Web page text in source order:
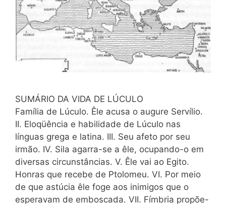
SUMÁRIO DA VIDA DE LÚCULO
Família de Lúculo. Êle acusa o augure Servílio.
II. Eloqüência e habilidade de Lúculo nas
línguas grega e latina. III. Seu afeto por seu
irmão. IV. Sila agarra-se a êle, ocupando-o em
diversas circunstâncias. V. Êle vai ao Egito.
Honras que recebe de Ptolomeu. VI. Por meio
de que astúcia êle foge aos inimigos que o
esperavam de emboscada. VII. Fímbria propõe-